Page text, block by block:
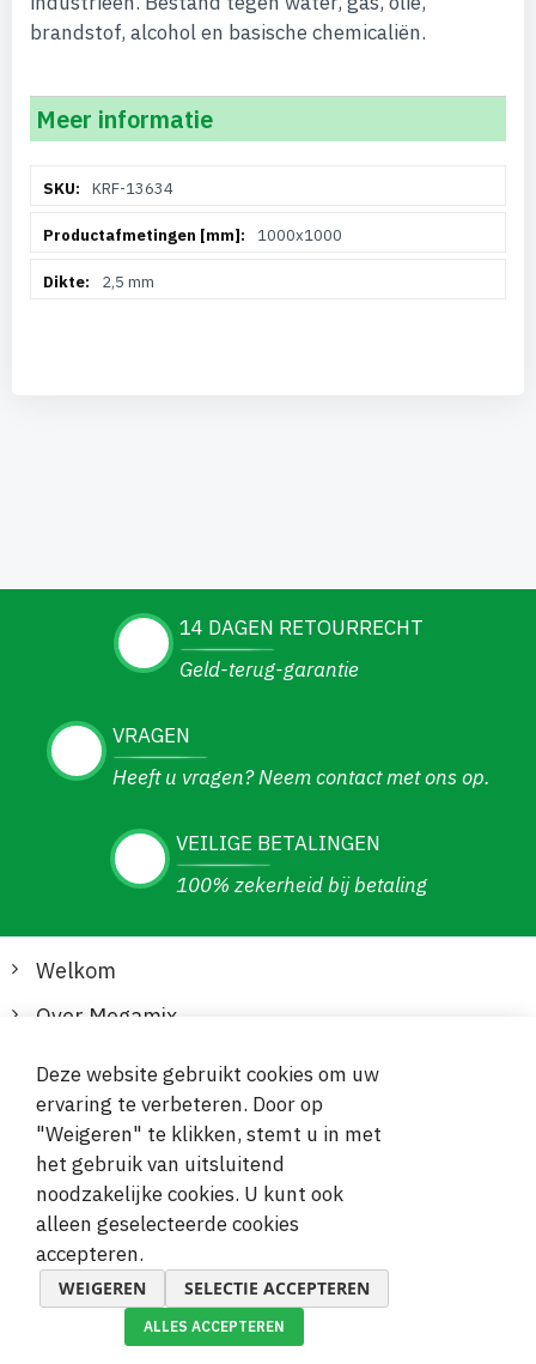
brandstof, alcohol en basische chemicaliën.
Meer informatie
informatieKRF-13634
1000x1000
2,5 mm
14 DAGEN RETOURRECHT
Geld-terug-garantie
VRAGEN
Heeft u vragen? Neem contact met ons op.
VEILIGE BETALINGEN
100% zekerheid bij betaling
Welkom
Over Megamix
Informatie
Klantenservice
Veilige en gemakkelijke betalingen
Deze website gebruikt cookies om uw
ervaring te verbeteren. Door op
"Weigeren" te klikken, stemt u in met
het gebruik van uitsluitend
noodzakelijke cookies. U kunt ook
alleen geselecteerde cookies
accepteren.
WEIGEREN SELECTIE ACCEPTEREN
ALLES ACCEPTEREN